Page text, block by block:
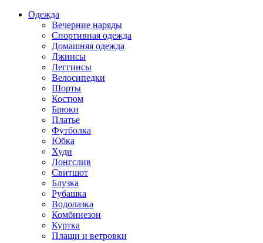
Одежда
Вечерние наряды
Спортивная одежда
Домашняя одежда
Джинсы
Леггинсы
Велосипедки
Шорты
Костюм
Брюки
Платье
Футболка
Юбка
Худи
Лонгслив
Свитшот
Блузка
Рубашка
Водолазка
Комбинезон
Куртка
Плащи и ветровки